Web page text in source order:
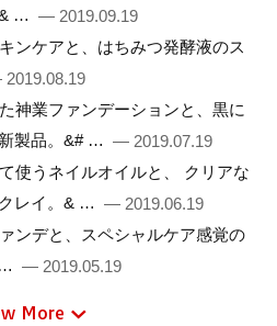
… — 2019.09.19
ンケアと、はちみつ発酵液のス
神業ファンデーションと、黒に
製品。&# … — 2019.07.19
使うネイルオイルと、 クリアな
レイ。& … — 2019.06.19
ンデと、スペシャルケア感覚の
— 2019.05.19
More